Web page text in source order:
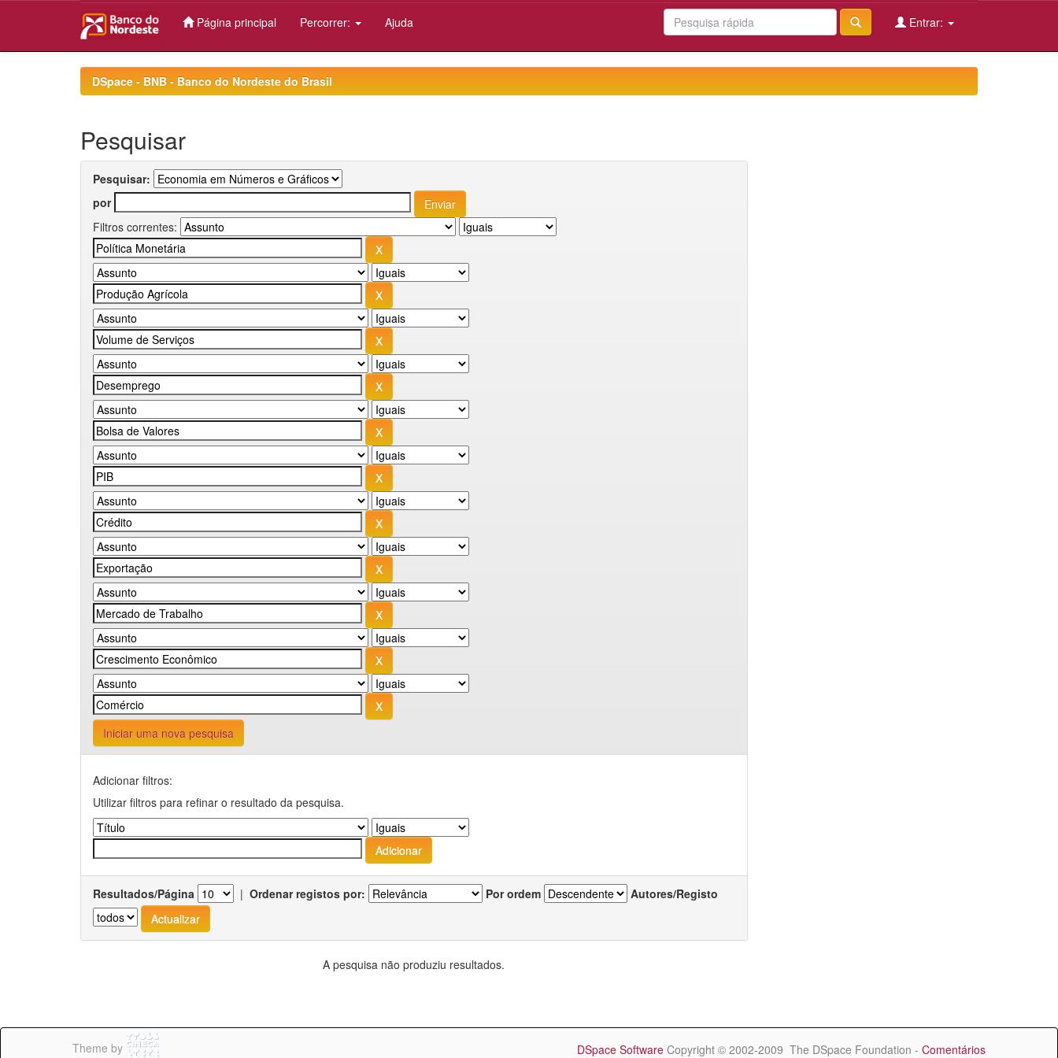
Página principal Percorrer: Ajuda Entrar:
DSpace - BNB - Banco do Nordeste do Brasil
Pesquisar
Pesquisar:
por
Filtros correntes:
Iniciar uma nova pesquisa
Adicionar filtros:
Utilizar filtros para refinar o resultado da pesquisa.
Resultados/Página | Ordenar registos por: Por ordem Autores/Registo
A pesquisa não produziu resultados.
Theme by DSpace Software Copyright © 2002-2009 The DSpace Foundation - Comentários